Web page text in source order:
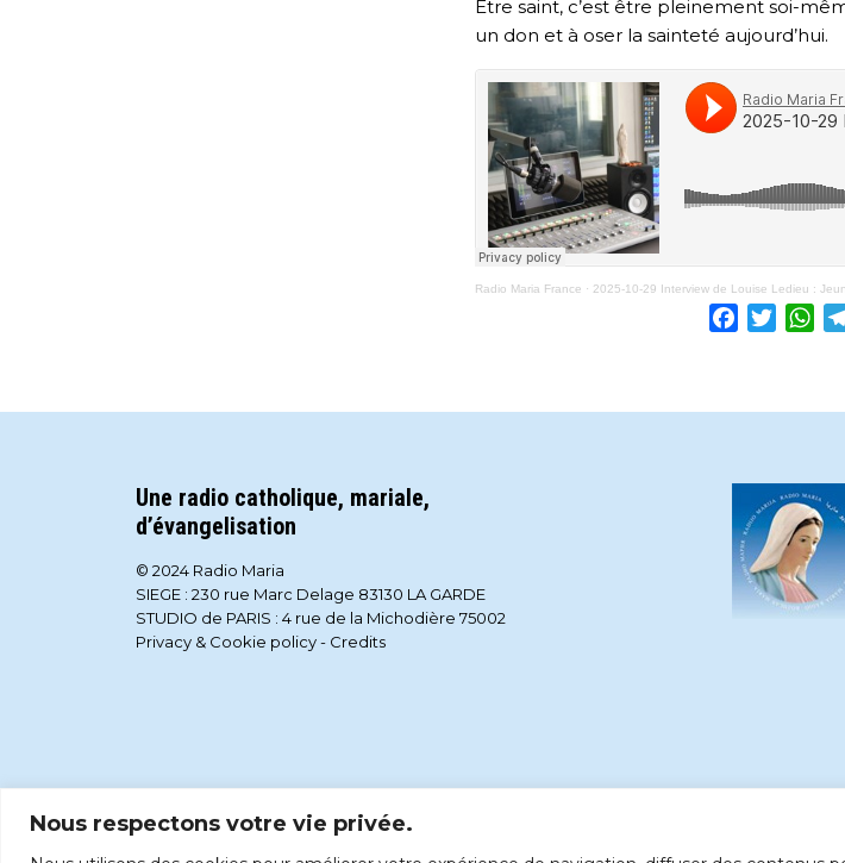
Nous respectons votre vie privée.
Être saint, c’est être pleinement soi-
un don et à oser la sainteté aujourd’hui.
Radio Maria France · 2025-10-29 Interview de Louise Ledieu :
Facebook
Twitter
Une radio catholique, mariale,
d’évangelisation
© 2024 Radio Maria
SIEGE : 230 rue Marc Delage 83130 LA GARDE
STUDIO de PARIS : 4 rue de la Michodière 75002
Privacy & Cookie policy- Credits